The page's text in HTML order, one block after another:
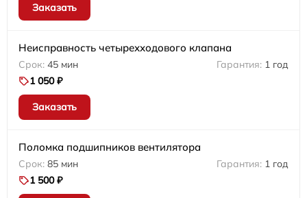
Заказать
Неисправность четырехходового клапана
45 мин
1 год
1 050 ₽
Заказать
Поломка подшипников вентилятора
85 мин
1 год
1 500 ₽